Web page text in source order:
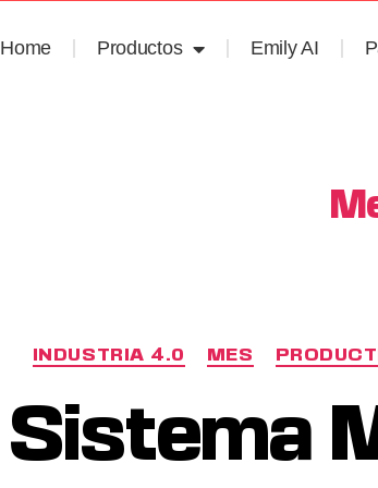
Home Productos Emily AI
INDUSTRIA 4.0 MES
Sistema